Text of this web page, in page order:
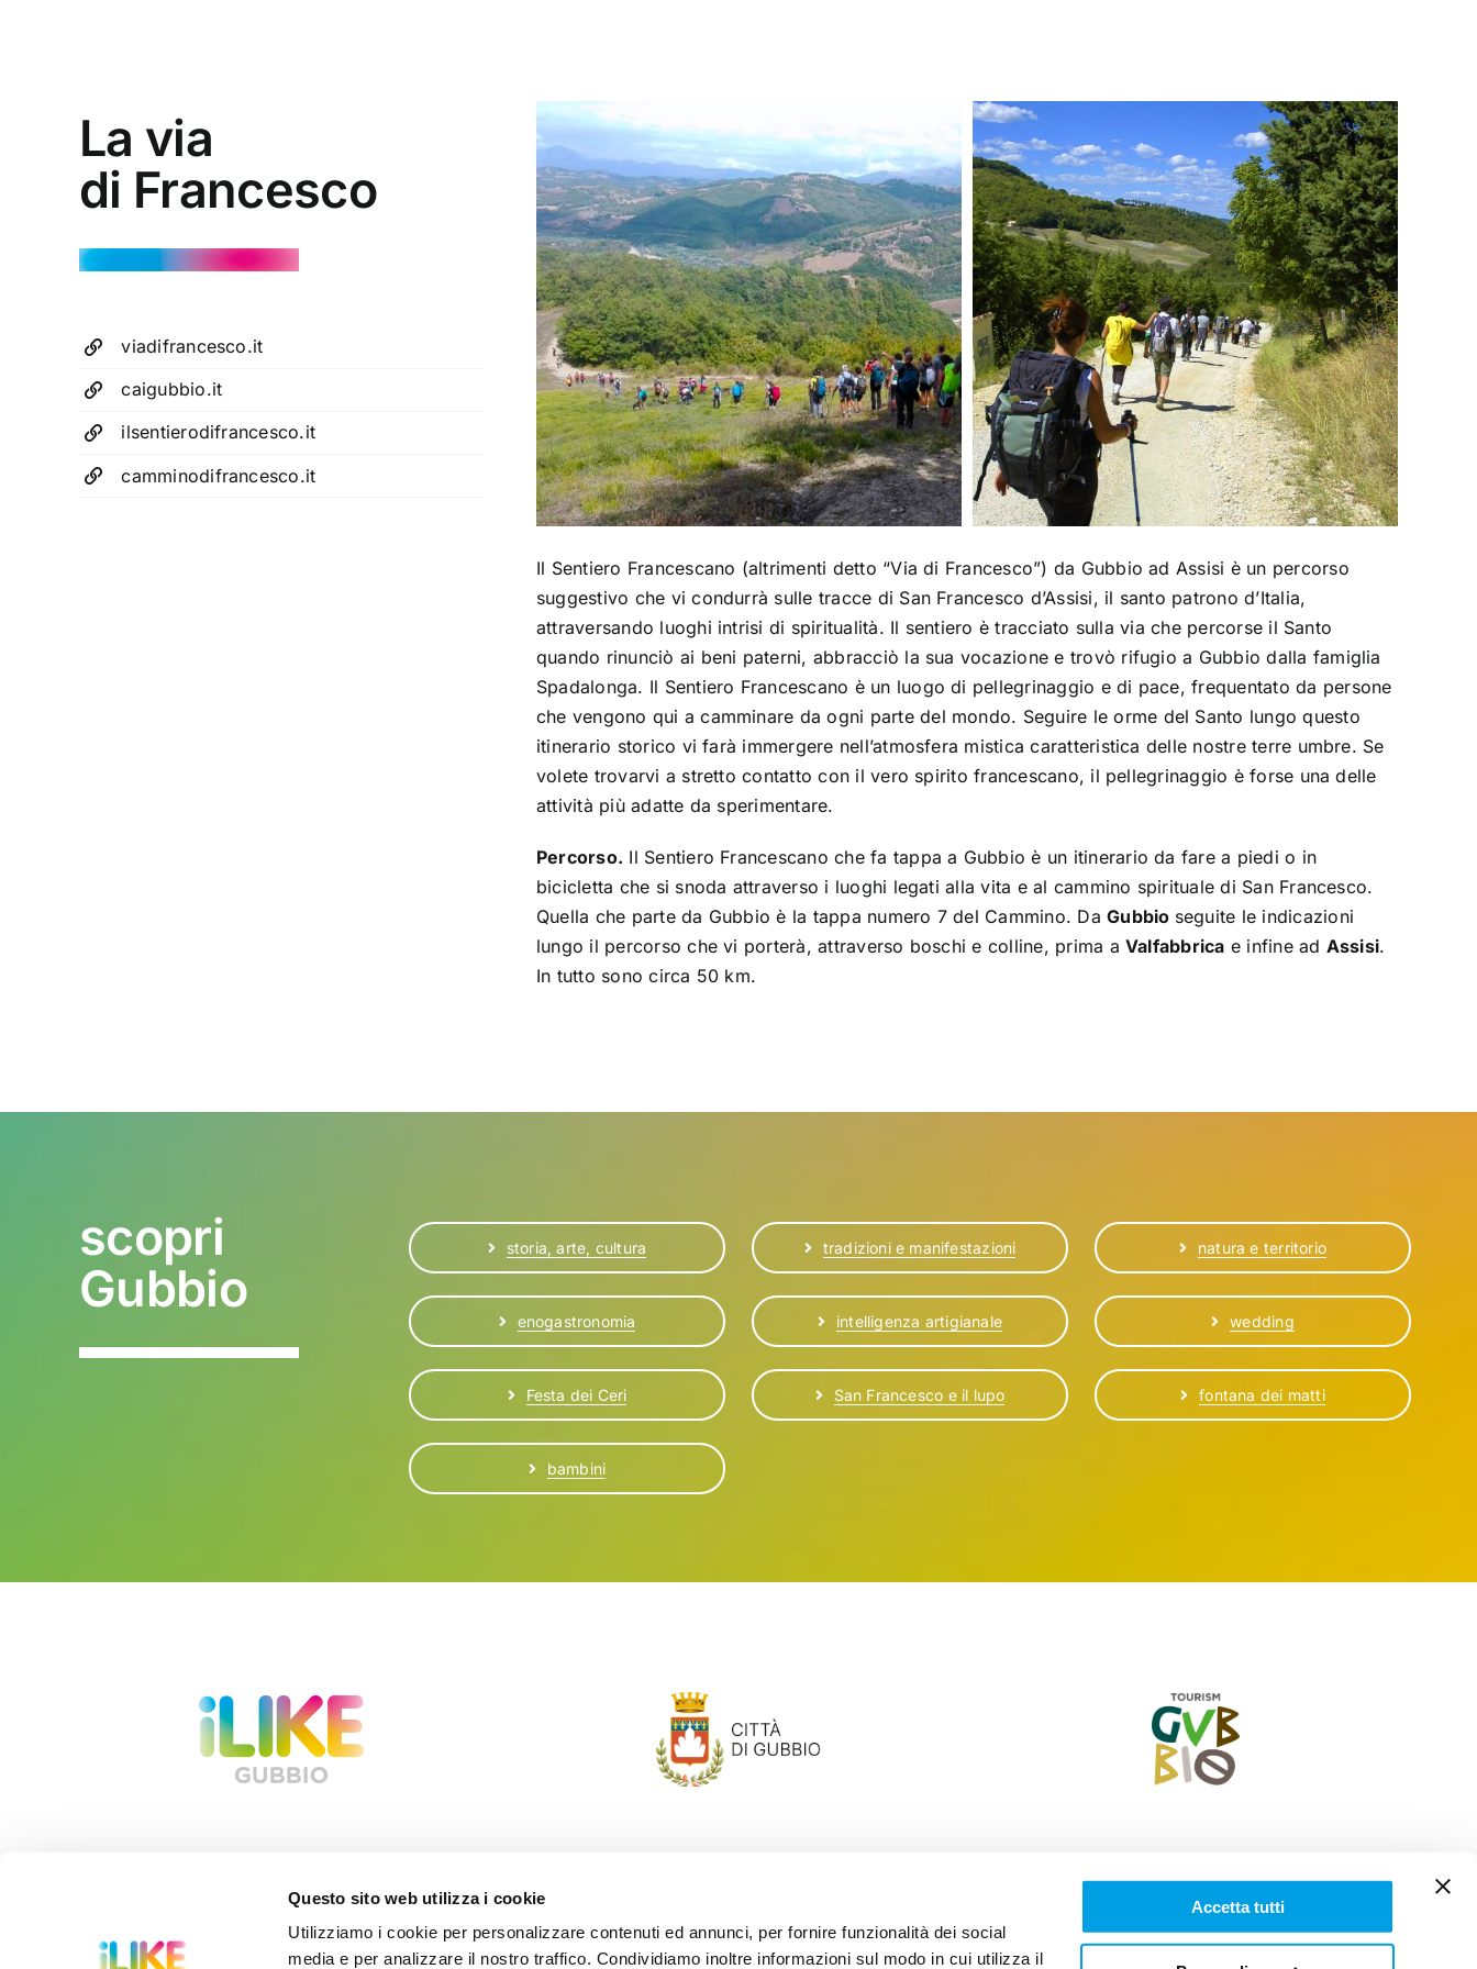
Questo sito web utilizza i cookie
Utilizziamo i cookie per personalizzare contenuti ed annunci, per fornire funzionalità dei social
media e per analizzare il nostro traffico. Condividiamo inoltre informazioni sul modo in cui utilizza il
Accetta tutti
La via
di Francesco
viadifrancesco.it
caigubbio.it
ilsentierodifrancesco.it
camminodifrancesco.it
Il Sentiero Francescano (altrimenti detto “Via di Francesco”) da Gubbio ad Assisi è un percorso
suggestivo che vi condurrà sulle tracce di San Francesco d’Assisi, il santo patrono d’Italia,
attraversando luoghi intrisi di spiritualità. Il sentiero è tracciato sulla via che percorse il Santo
quando rinunciò ai beni paterni, abbracciò la sua vocazione e trovò rifugio a Gubbio dalla famiglia
Spadalonga. Il Sentiero Francescano è un luogo di pellegrinaggio e di pace, frequentato da persone
che vengono qui a camminare da ogni parte del mondo. Seguire le orme del Santo lungo questo
itinerario storico vi farà immergere nell’atmosfera mistica caratteristica delle nostre terre umbre. Se
volete trovarvi a stretto contatto con il vero spirito francescano, il pellegrinaggio è forse una delle
attività più adatte da sperimentare.
Percorso. Il Sentiero Francescano che fa tappa a Gubbio è un itinerario da fare a piedi o in
bicicletta che si snoda attraverso i luoghi legati alla vita e al cammino spirituale di San Francesco.
Quella che parte da Gubbio è la tappa numero 7 del Cammino. DaGubbio seguite le indicazioni
lungo il percorso che vi porterà, attraverso boschi e colline, prima a Valfabbrica e infine ad Assisi.
In tutto sono circa 50 km.
scopri
Gubbio
storia, arte, cultura
enogastronomia
Festa dei Ceri
bambini
tradizioni e manifestazioni
intelligenza artigianale
San Francesco e il lupo
natura e territorio
wedding
fontana dei matti
IAT – Servizio Turistico Associato Via della Repubblica, 15 turismo@comune.gubbio.pg.it 075 922 0693